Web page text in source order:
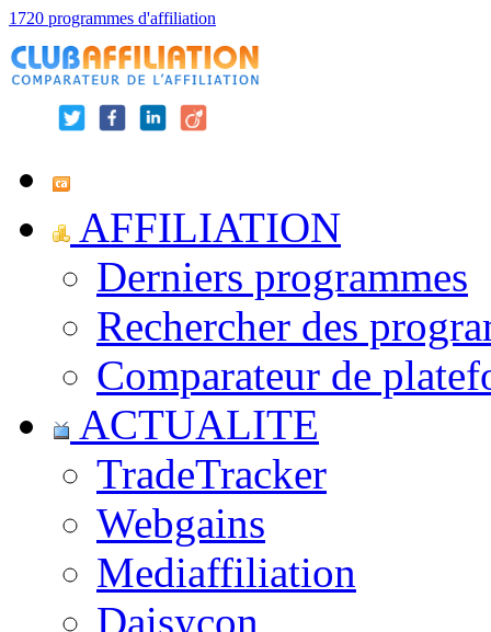
1720 programmes d'affiliation
AFFILIATION
Derniers programmes
Rechercher des
Comparateur de
ACTUALITE
TradeTracker
Webgains
Mediaffiliation
Daisycon